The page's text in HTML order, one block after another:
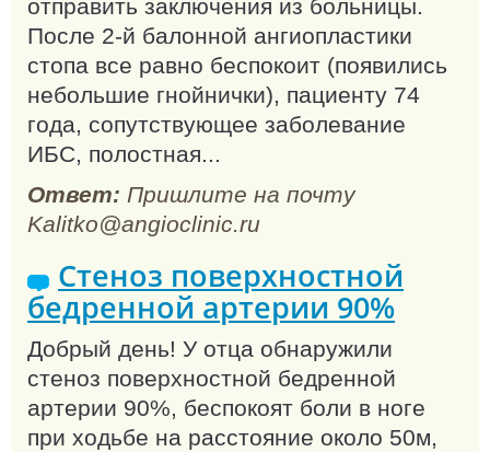
отправить заключения из больницы.
После 2-й балонной ангиопластики
стопа все равно беспокоит (появились
небольшие гнойнички), пациенту 74
года, сопутствующее заболевание
ИБС, полостная...
Ответ: Пришлите на почту
Kalitko@angioclinic.ru
Стеноз поверхностной
бедренной артерии 90%
Добрый день! У отца обнаружили
стеноз поверхностной бедренной
артерии 90%, беспокоят боли в ноге
при ходьбе на расстояние около 50м,